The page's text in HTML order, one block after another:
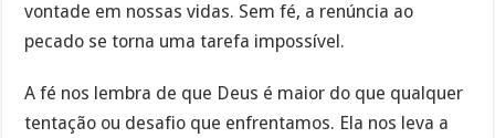
vontade em nossas vidas. Sem fé, a renúncia ao
pecado se torna uma tarefa impossível.
A fé nos lembra de que Deus é maior do que qualquer
tentação ou desafio que enfrentamos. Ela nos leva a